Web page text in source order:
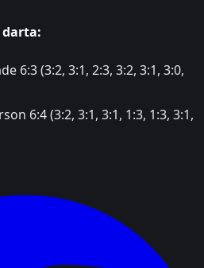
darta:
6:3 (3:2, 3:1, 2:3, 3:2, 3:1, 3:0,
6:4 (3:2, 3:1, 3:1, 1:3, 1:3, 3:1,